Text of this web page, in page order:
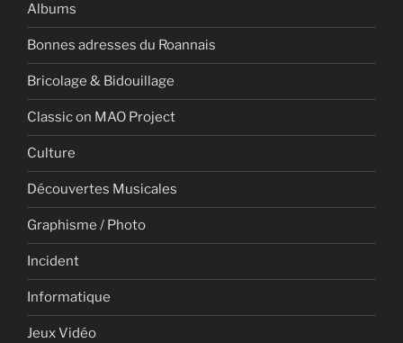
Albums
Bonnes adresses du Roannais
Bricolage & Bidouillage
Classic on MAO Project
Culture
Découvertes Musicales
Graphisme / Photo
Incident
Informatique
Jeux Vidéo